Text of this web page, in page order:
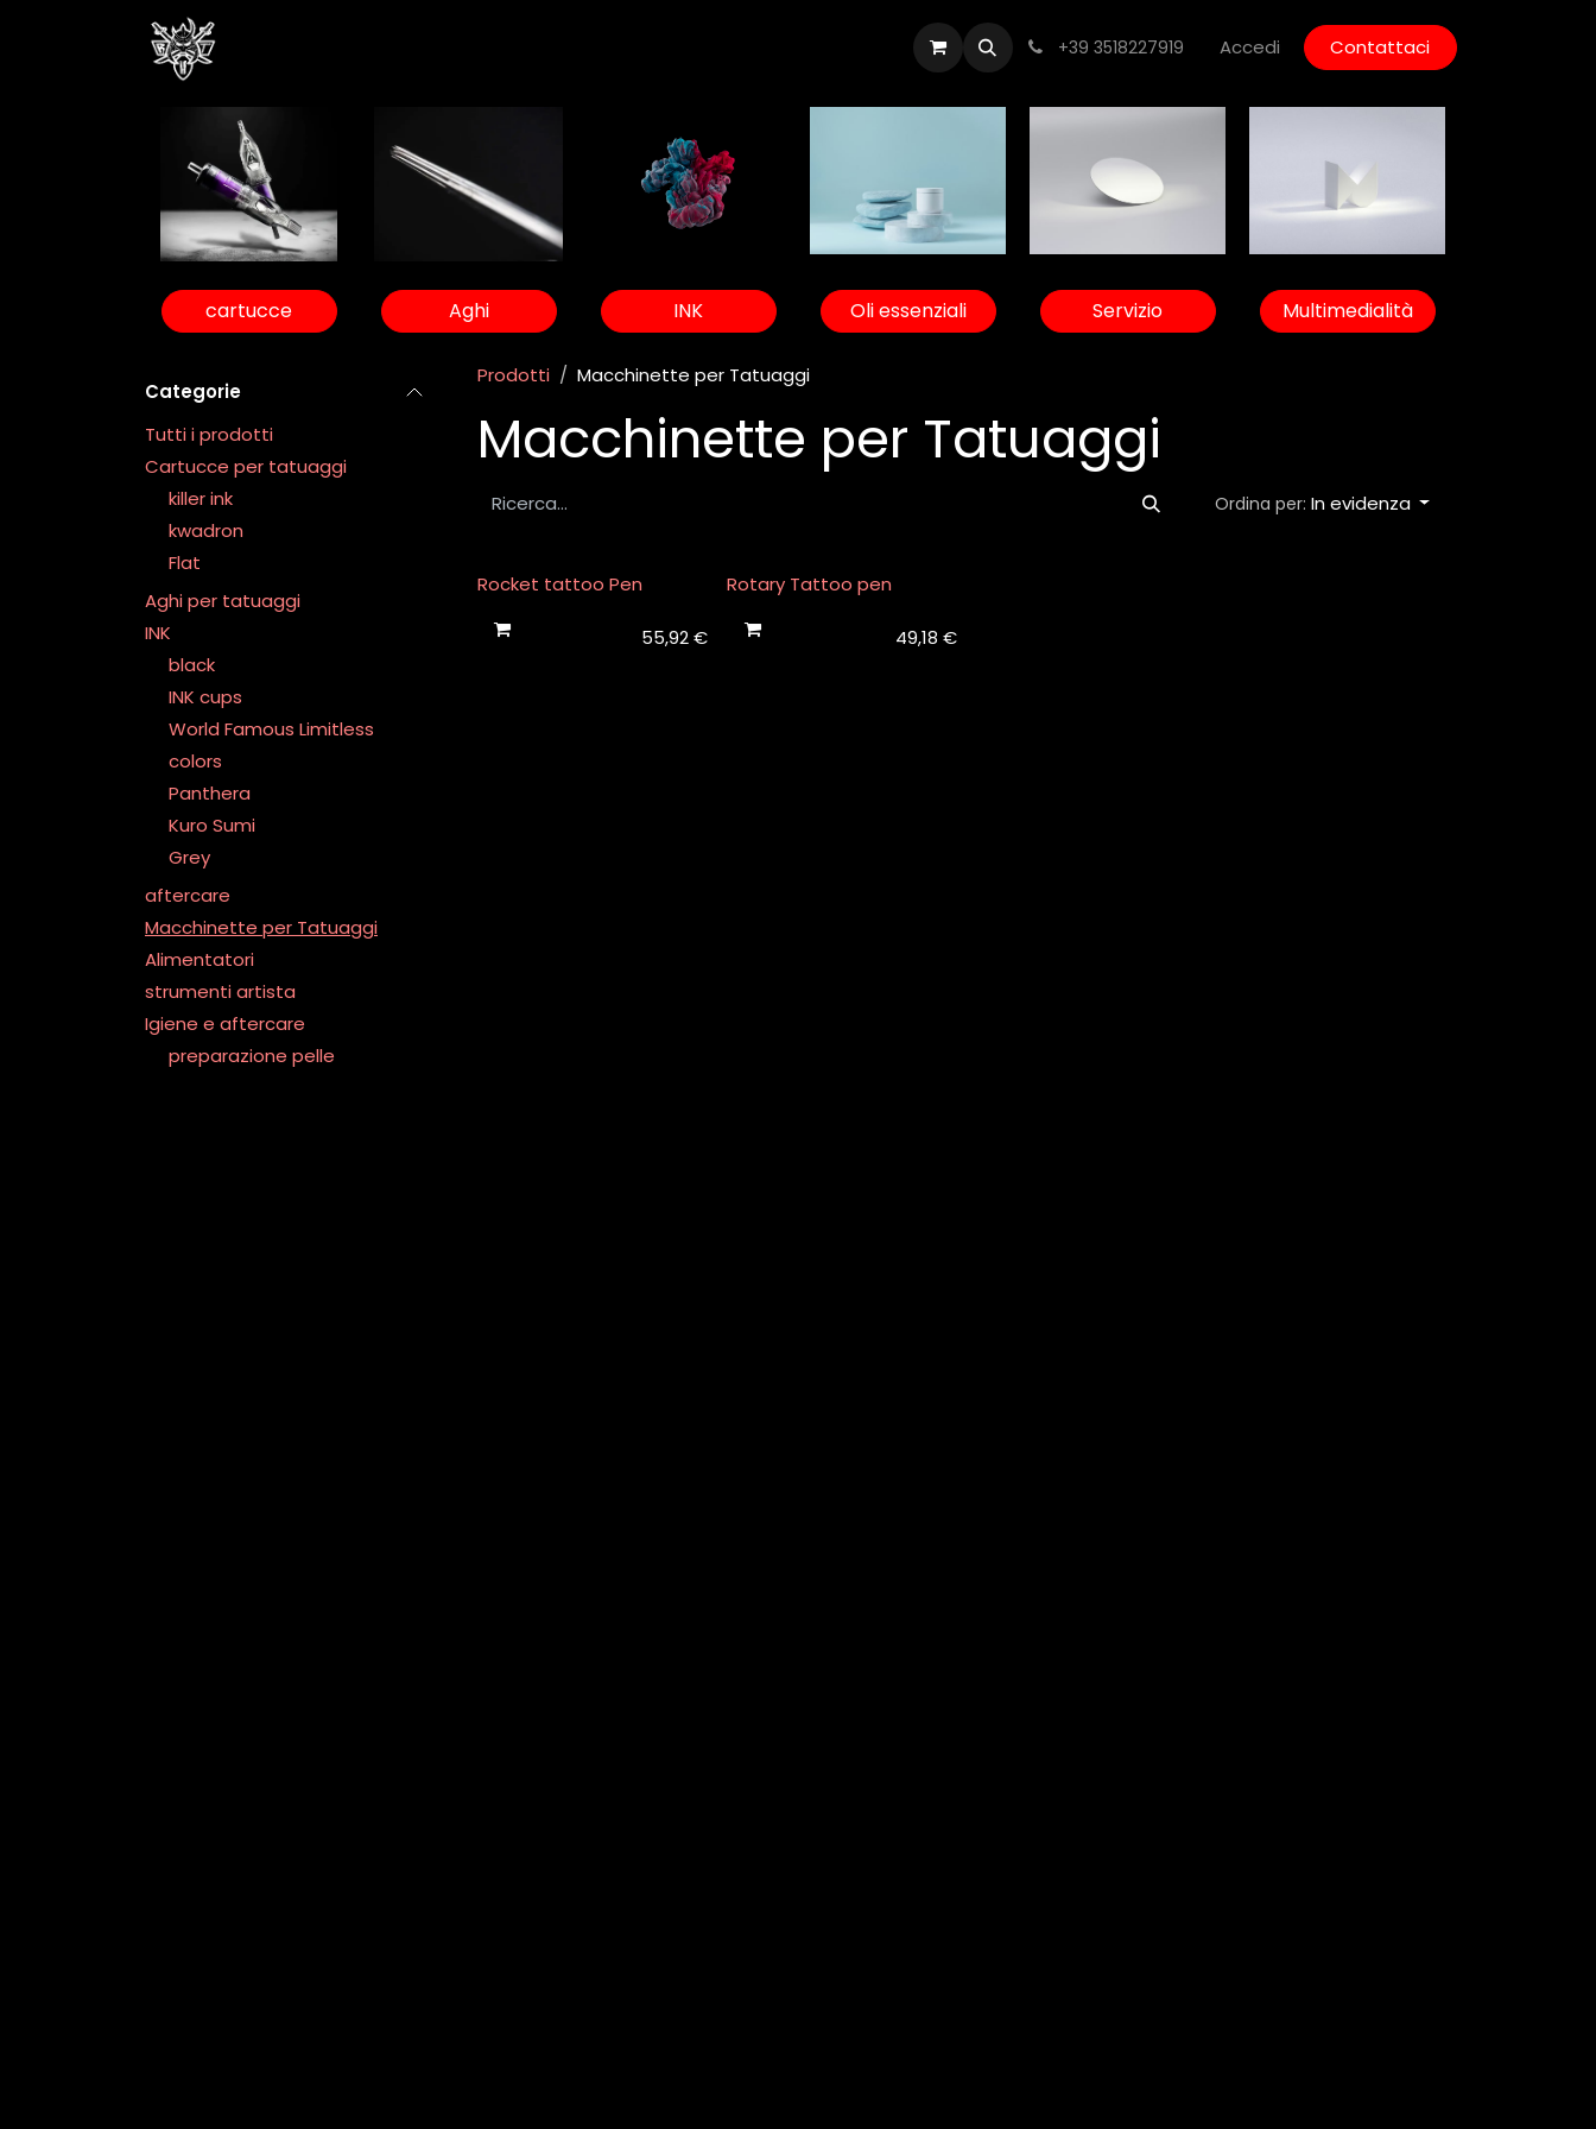
+39 3518227919 Accedi Contattaci
cartucce Oli essenziali Servizio Multimedialità
INK
Aghi
Categorie
Tutti i prodotti
Cartucce per tatuaggi
killer ink
kwadron
Flat
Aghi per tatuaggi
INK
black
INK cups
World Famous Limitless
colors
Panthera
Kuro Sumi
Grey
aftercare
Macchinette per Tatuaggi
Alimentatori
strumenti artista
Igiene e aftercare
preparazione pelle
Prodotti Macchinette per Tatuaggi
Macchinette per Tatuaggi
Ordina per: In evidenza
Rocket tattoo Pen
55,92€
Rotary Tattoo pen
49,18 €